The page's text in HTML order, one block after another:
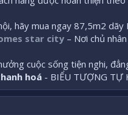
hãy mua ngay 87,5m2
star city – Nơi chủ
cuộc sống tiện nghi,
hoá - BIỂU TƯỢNG TỰ